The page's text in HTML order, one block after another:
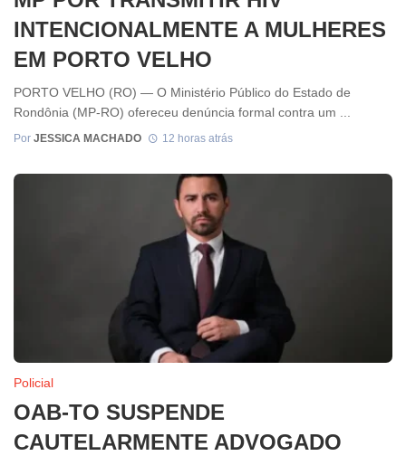
INTENCIONALMENTE A MULHERES
EM PORTO VELHO
PORTO VELHO (RO) — O Ministério Público do Estado de
Rondônia (MP-RO) ofereceu denúncia formal contra um ...
Por JESSICA MACHADO 12 horas atrás
Policial
OAB-TO SUSPENDE
CAUTELARMENTE ADVOGADO